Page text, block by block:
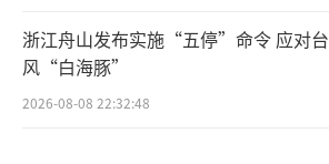
浙江舟山发布实施“五停”命令 应对台
风“白海豚”
2026-08-08 22:32:48